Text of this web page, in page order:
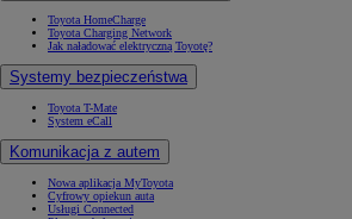
Toyota HomeCharge
Toyota Charging Network
Jak naładować elektryczną Toyotę?
Systemy bezpieczeństwa
Toyota T-Mate
System eCall
Komunikacja z autem
Nowa aplikacja MyToyota
Cyfrowy opiekun auta
Usługi Connected